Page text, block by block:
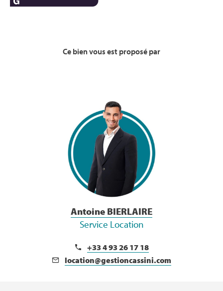
Ce bien vous est proposé par
Voir la Bio
Antoine BIERLAIRE
Service Location
+33 4 93 26 17 18
location@gestioncassini.com